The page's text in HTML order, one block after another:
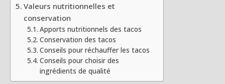
Valeurs nutritionnelles et
conservation
Apports nutritionnels des tacos
Conservation des tacos
Conseils pour réchauffer les tacos
Conseils pour choisir des
ingrédients de qualité